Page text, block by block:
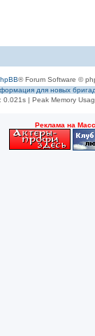
® Forum Software ©
для новых
0.021s| Peak Memory
Рeклама на